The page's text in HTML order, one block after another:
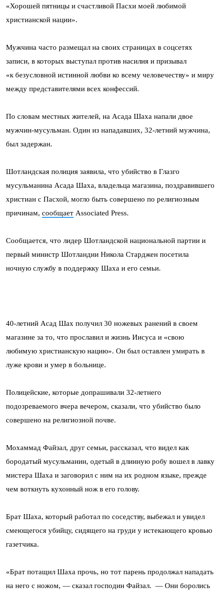
«Хорошей пятницы и счастливой Пасхи моей любимой
христианской нации».
Мужчина часто размещал на своих страницах в соцсетях
записи, в которых выступал против насилия и призывал
«к безусловной истинной любви ко всему человечеству» и миру
между представителями всех конфессий.
По словам местных жителей, на Асада Шаха напали двое
мужчин-мусульман. Один из нападавших, 32-летний мужчина,
был задержан.
Шотландская полиция заявила, что убийство в Глазго
мусульманина Асада Шаха, владельца магазина, поздравившего
христиан с Пасхой, могло быть совершено по религиозным
причинам, сообщает Associated Press.
Сообщается, что лидер Шотландской национальной партии и
первый министр Шотландии Никола Старджен посетила
ночную службу в поддержку Шаха и его семьи.
40-летний Асад Шах получил 30 ножевых ранений в своем
магазине за то, что прославил и жизнь Иисуса и «свою
любимую христианскую нацию». Он был оставлен умирать в
луже крови и умер в больнице.
Полицейские, которые допрашивали 32-летнего
подозреваемого вчера вечером, сказали, что убийство было
совершено на религиозной почве.
Мохаммад Файзал, друг семьи, рассказал, что видел как
бородатый мусульманин, одетый в длинную робу вошел в лавку
мистера Шаха и заговорил с ним на их родном языке, прежде
чем воткнуть кухонный нож в его голову.
Брат Шаха, который работал по соседству, выбежал и увидел
смеющегося убийцу, сидящего на груди у истекающего кровью
газетчика.
«Брат потащил Шаха прочь, но тот парень продолжал нападать
на него с ножом, — сказал господин Файзал. — Они боролись